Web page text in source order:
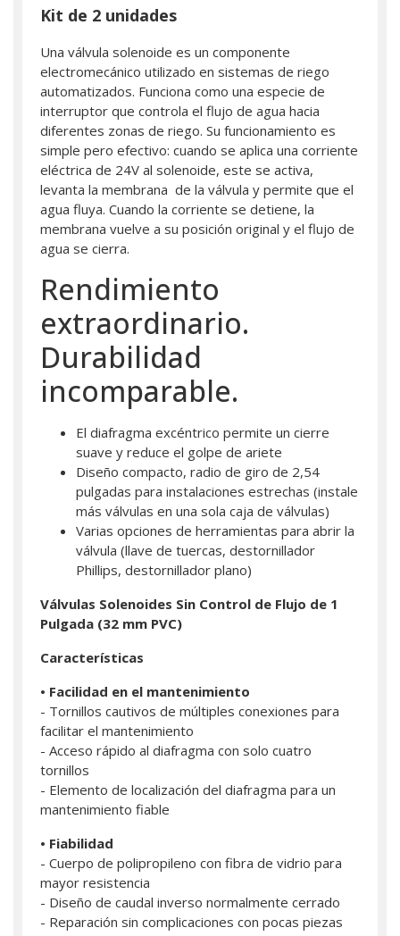
Kit de 2 unidades
Una válvula solenoide es un componente
electromecánico utilizado en sistemas de riego
automatizados. Funciona como una especie de
interruptor que controla el flujo de agua hacia
diferentes zonas de riego. Su funcionamiento es
simple pero efectivo: cuando se aplica una corriente
eléctrica de 24V al solenoide, este se activa,
levanta la membrana de la válvula y permite que el
agua fluya. Cuando la corriente se detiene, la
membrana vuelve a su posición original y el flujo de
agua se cierra.
Rendimiento
extraordinario.
Durabilidad
incomparable.
El diafragma excéntrico permite un cierre
suave y reduce el golpe de ariete
Diseño compacto, radio de giro de 2,54
pulgadas para instalaciones estrechas (instale
más válvulas en una sola caja de válvulas)
Varias opciones de herramientas para abrir la
válvula (llave de tuercas, destornillador
Phillips, destornillador plano)
Válvulas Solenoides Sin Control de Flujo de 1
Pulgada (32 mm PVC)
Características
• Facilidad en el mantenimiento
- Tornillos cautivos de múltiples conexiones para
facilitar el mantenimiento
- Acceso rápido al diafragma con solo cuatro
tornillos
- Elemento de localización del diafragma para un
mantenimiento fiable
• Fiabilidad
- Cuerpo de polipropileno con fibra de vidrio para
mayor resistencia
- Diseño de caudal inverso normalmente cerrado
- Reparación sin complicaciones con pocas piezas